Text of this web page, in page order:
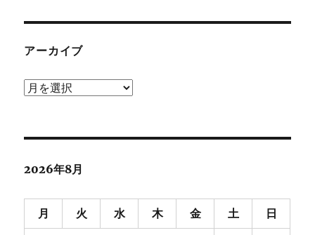
アーカイブ
ア
ブ
2026年8月
月 火 水 木 金 土 日